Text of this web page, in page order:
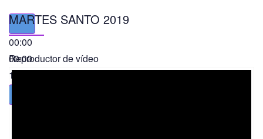
00:00
00:00
11:56
MARTES SANTO 2019
Reproductor de vídeo